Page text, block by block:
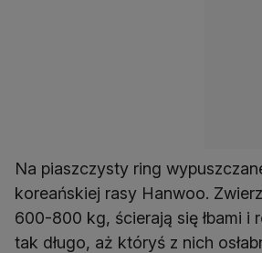
Na piaszczysty ring
koreańskiej rasy Hanwoo.
600-800 kg, ścierają się łbami i
tak długo, aż któryś z nich